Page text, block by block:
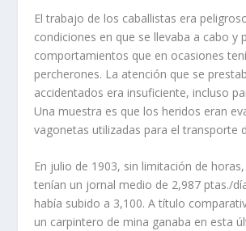
El trabajo de los caballistas era
condiciones en que se llevaba a cabo y
comportamientos que en ocasiones
percherones. La atención que se
accidentados era insufi­ciente, incluso
Una muestra es que los heridos eran
vagonetas utilizadas para el transporte
En julio de 1903, sin limitación de
tenían un jor­nal medio de 2,987 ptas./
había subido a 3,100. A título
un carpintero de mina ganaba en esta